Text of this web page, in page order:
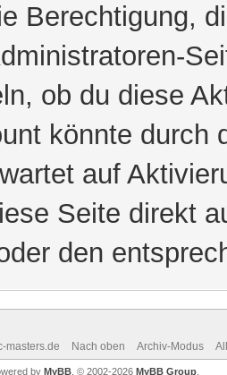
Berechtigung,
ob du diese
könnte durch
auf
Seite direkt
den
masters.de Nach oben Archiv-Modus
by MyBB , © 2002-2026 MyBB Group